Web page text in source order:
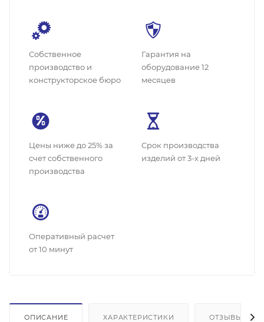
Собственное
производство и
конструкторское бюро
Гарантия на
оборудование 12
месяцев
Цены ниже до 25% за
счет собственного
производства
Cрок производства
изделий от 3-х дней
Оперативный расчет
от 10 минут
ОПИСАНИЕ ХАРАКТЕРИСТИКИ ОТЗЫВЫ